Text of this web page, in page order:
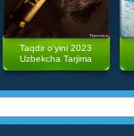
Taqdir o'yini 2023
Uzbekcha Tarjima